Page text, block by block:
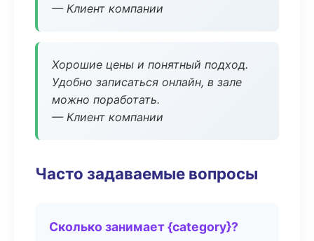
— Клиент компании
Хорошие цены и понятный подход.
Удобно записаться онлайн, в зале
можно поработать.
— Клиент компании
Часто задаваемые вопросы
Сколько занимает {category}?